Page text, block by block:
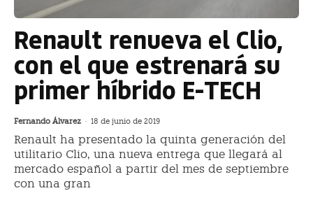
Renault renueva el Clio,
con el que estrenará su
primer híbrido E-TECH
Fernando Álvarez - 18 de junio de 2019
Renault ha presentado la quinta generación del
utilitario Clio, una nueva entrega que llegará al
mercado español a partir del mes de septiembre
con una gran